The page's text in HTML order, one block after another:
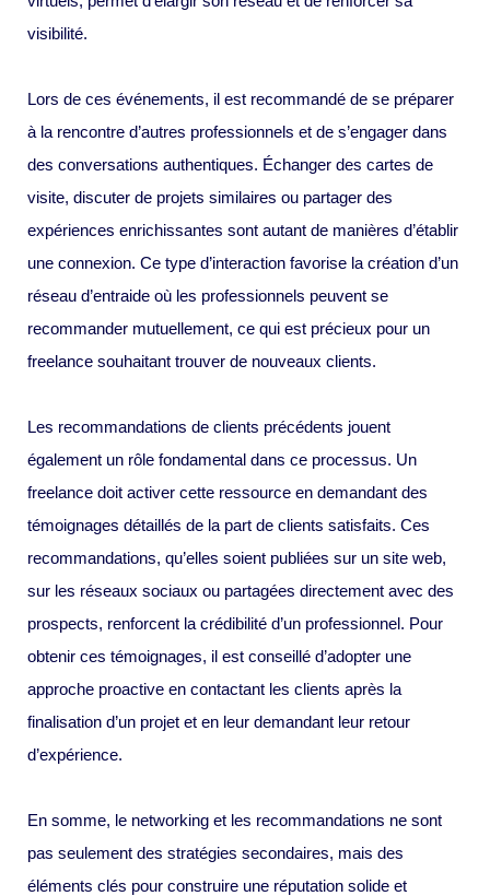
visibilité.
Lors de ces événements, il est recommandé de se préparer
à la rencontre d’autres professionnels et de s’engager dans
des conversations authentiques. Échanger des cartes de
visite, discuter de projets similaires ou partager des
expériences enrichissantes sont autant de manières d’établir
une connexion. Ce type d’interaction favorise la création d’un
réseau d’entraide où les professionnels peuvent se
recommander mutuellement, ce qui est précieux pour un
freelance souhaitant trouver de nouveaux clients.
Les recommandations de clients précédents jouent
également un rôle fondamental dans ce processus. Un
freelance doit activer cette ressource en demandant des
témoignages détaillés de la part de clients satisfaits. Ces
recommandations, qu’elles soient publiées sur un site web,
sur les réseaux sociaux ou partagées directement avec des
prospects, renforcent la crédibilité d’un professionnel. Pour
obtenir ces témoignages, il est conseillé d’adopter une
approche proactive en contactant les clients après la
finalisation d’un projet et en leur demandant leur retour
d’expérience.
En somme, le networking et les recommandations ne sont
pas seulement des stratégies secondaires, mais des
éléments clés pour construire une réputation solide et